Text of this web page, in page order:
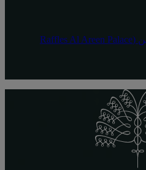
رافلز العرين بالاس البحرين (Raffles Al Areen Palace